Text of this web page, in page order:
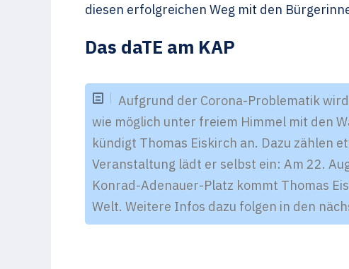
diesen erfolgreichen Weg mit den
Das daTE am KAP
Aufgrund der Corona-Problematik
wie möglich unter freiem Himmel mit den
kündigt Thomas Eiskirch an. Dazu zählen
Veranstaltung lädt er selbst ein: Am 22.
Konrad-Adenauer-Platz kommt Thomas
Welt. Weitere Infos dazu folgen in den